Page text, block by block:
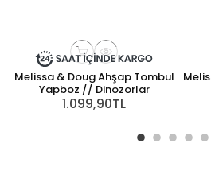
Melissa & Doug Ahşap Tombul
Yapboz // Dinozorlar
1.099,90TL